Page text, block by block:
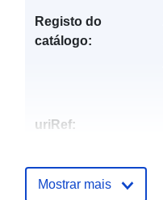
Registo do
catálogo:
uriRef:
Mostrar mais